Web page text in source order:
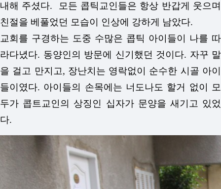
내해 주셨다. 모든 콥틱교인들은 항상 반갑게 웃으며
친절을 베풀었던 모습이 인상에 강하게 남았다.
교회를 구경하는 도중 수많은 콥틱 아이들이 나를 따
라다녔다. 동양인의 방문에 신기했던 것이다. 자꾸 말
을 걸고 만지고, 장난치는 영락없이 순수한 시골 아이
들이였다. 아이들의 손목에는 너도나도 할거 없이 모
두가 콥트교인의 상징인 십자가 문양을 새기고 있었
다.